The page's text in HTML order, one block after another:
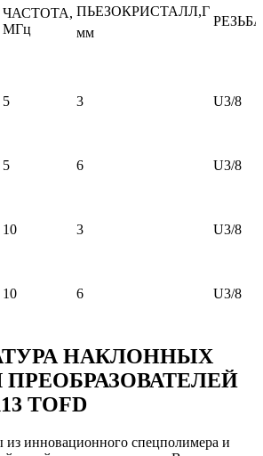
ЧАСТОТА,
МГц
ПЬЕЗОКРИСТАЛЛ,Г
мм
РЕЗЬБА
5 3 U3/8
5 6 U3/8
10 3 U3/8
10 6 U3/8
НАКЛОННЫХ
TOFD
инновационного спецполимера и